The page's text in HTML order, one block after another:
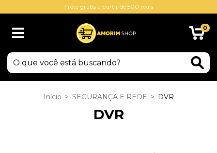
Frete grátis a partir de 500 reais
0
Início > SEGURANÇA E REDE > DVR
DVR